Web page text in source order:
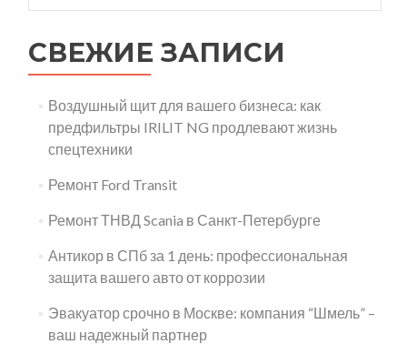
СВЕЖИЕ ЗАПИСИ
Воздушный щит для вашего бизнеса: как
предфильтры IRILIT NG продлевают жизнь
спецтехники
Ремонт Ford Transit
Ремонт ТНВД Scania в Санкт-Петербурге
Антикор в СПб за 1 день: профессиональная
защита вашего авто от коррозии
Эвакуатор срочно в Москве: компания “Шмель” –
ваш надежный партнер